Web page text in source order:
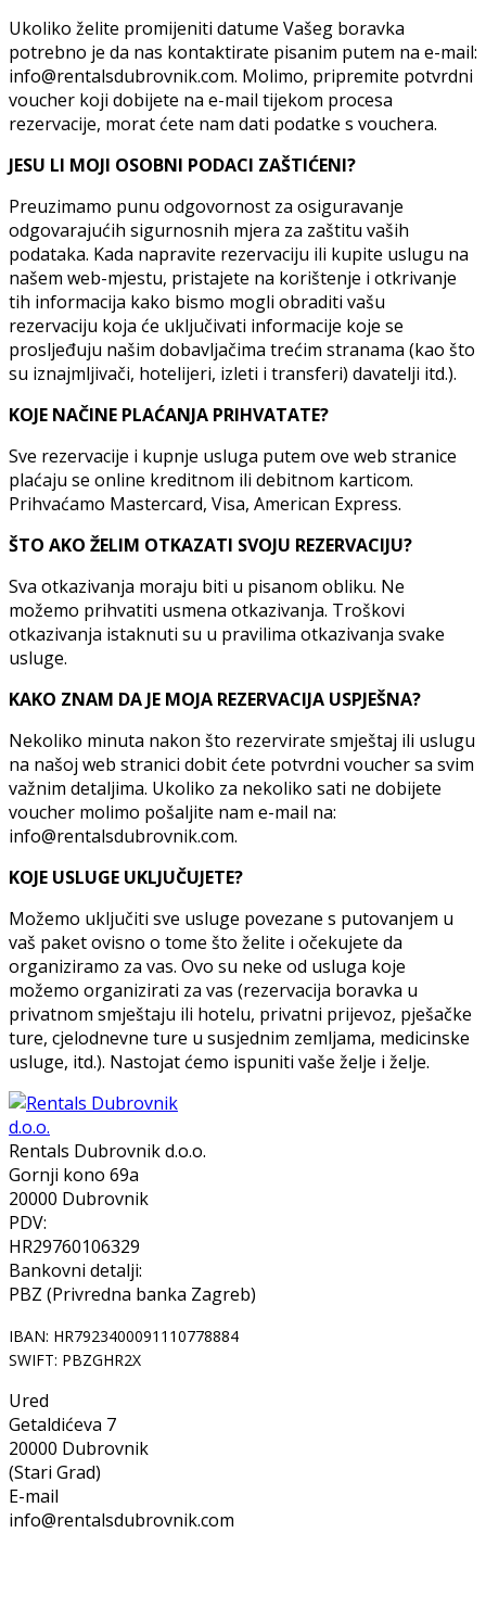
Ukoliko želite promijeniti datume Vašeg boravka
potrebno je da nas kontaktirate pisanim putem na e-mail:
info@rentalsdubrovnik.com. Molimo, pripremite potvrdni
voucher koji dobijete na e-mail tijekom procesa
rezervacije, morat ćete nam dati podatke s vouchera.
JESU LI MOJI OSOBNI PODACI ZAŠTIĆENI?
Preuzimamo punu odgovornost za osiguravanje
odgovarajućih sigurnosnih mjera za zaštitu vaših
podataka. Kada napravite rezervaciju ili kupite uslugu na
našem web-mjestu, pristajete na korištenje i otkrivanje
tih informacija kako bismo mogli obraditi vašu
rezervaciju koja će uključivati informacije koje se
prosljeđuju našim dobavljačima trećim stranama (kao što
su iznajmljivači, hotelijeri, izleti i transferi) davatelji itd.).
KOJE NAČINE PLAĆANJA PRIHVATATE?
Sve rezervacije i kupnje usluga putem ove web stranice
plaćaju se online kreditnom ili debitnom karticom.
Prihvaćamo Mastercard, Visa, American Express.
ŠTO AKO ŽELIM OTKAZATI SVOJU REZERVACIJU?
Sva otkazivanja moraju biti u pisanom obliku. Ne
možemo prihvatiti usmena otkazivanja. Troškovi
otkazivanja istaknuti su u pravilima otkazivanja svake
usluge.
KAKO ZNAM DA JE MOJA REZERVACIJA USPJEŠNA?
Nekoliko minuta nakon što rezervirate smještaj ili uslugu
na našoj web stranici dobit ćete potvrdni voucher sa svim
važnim detaljima. Ukoliko za nekoliko sati ne dobijete
voucher molimo pošaljite nam e-mail na:
info@rentalsdubrovnik.com.
KOJE USLUGE UKLJUČUJETE?
Možemo uključiti sve usluge povezane s putovanjem u
vaš paket ovisno o tome što želite i očekujete da
organiziramo za vas. Ovo su neke od usluga koje
možemo organizirati za vas (rezervacija boravka u
privatnom smještaju ili hotelu, privatni prijevoz, pješačke
ture, cjelodnevne ture u susjednim zemljama, medicinske
usluge, itd.). Nastojat ćemo ispuniti vaše želje i želje.
Rentals Dubrovnik d.o.o.
Gornji kono 69a
20000 Dubrovnik
PDV:
HR29760106329
Bankovni detalji:
PBZ (Privredna banka Zagreb)
IBAN: HR7923400091110778884
SWIFT: PBZGHR2X
Ured
Getaldićeva 7
20000 Dubrovnik
(Stari Grad)
E-mail
info@rentalsdubrovnik.com